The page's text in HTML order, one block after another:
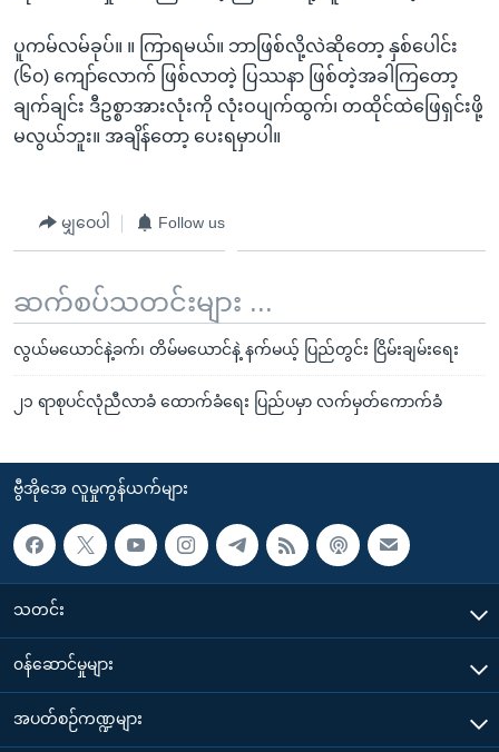
ပူကမ်လမ်ခုပ်။ ။ ကြာရမယ်။ ဘာဖြစ်လို့လဲဆိုတော့ နှစ်ပေါင်း
(၆၀) ကျော်လောက် ဖြစ်လာတဲ့ ပြဿနာ ဖြစ်တဲ့အခါကြတော့
ချက်ချင်း ဒီဥစ္စာအားလုံးကို လုံးဝပျက်ထွက်၊ တထိုင်ထဲဖြေရှင်းဖို့
မလွယ်ဘူး။ အချိန်တော့ ပေးရမှာပါ။
မျှဝေပါ Follow us
ဆက်စပ်သတင်းများ ...
လွယ်မယောင်နဲ့ခက်၊ တိမ်မယောင်နဲ့ နက်မယ့် ပြည်တွင်း ငြိမ်းချမ်းရေး
၂၁ ရာစုပင်လုံညီလာခံ ထောက်ခံရေး ပြည်ပမှာ လက်မှတ်ကောက်ခံ
ဗွီအိုအေ လူမှုကွန်ယက်များ
သတင်း
၀န်ဆောင်မှုများ
အပတ်စဉ်ကဏ္ဍများ